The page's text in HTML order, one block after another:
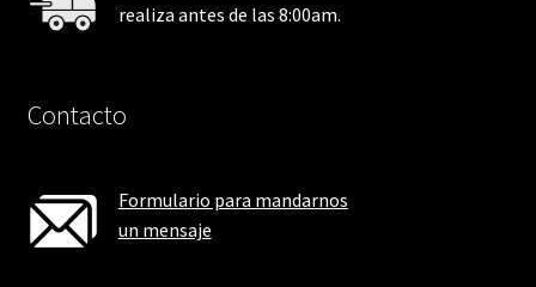
realiza antes de las 8:00am.
Contacto
Formulario para mandarnos
un mensaje